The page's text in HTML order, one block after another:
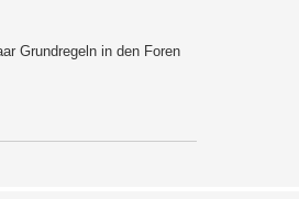
Grundregeln in den Foren